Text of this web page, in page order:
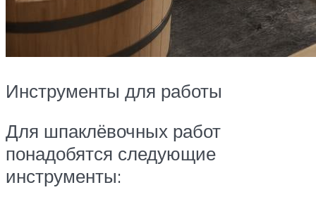
Инструменты для работы
Для шпаклёвочных работ
понадобятся следующие
инструменты: